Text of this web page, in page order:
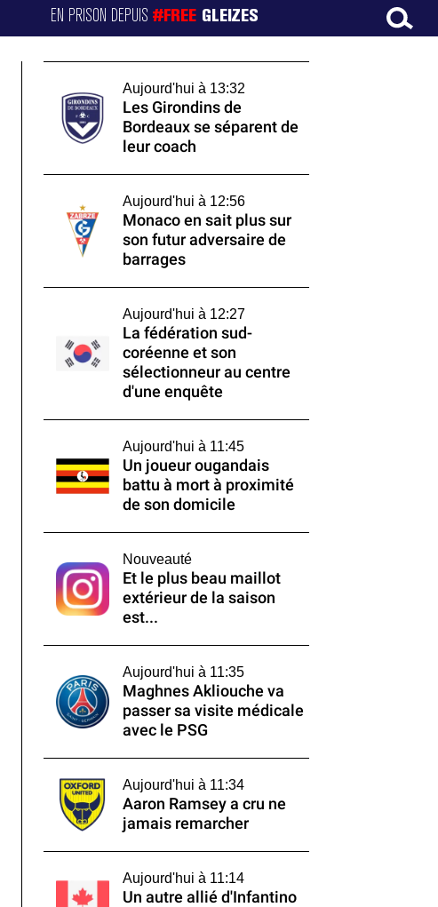
EN PRISON DEPUIS#FREE GLEIZES
Aujourd'hui à 13:32
Les Girondins de
Bordeaux se séparent de
leur coach
Aujourd'hui à 12:56
Monaco en sait plus sur
son futur adversaire de
barrages
Aujourd'hui à 12:27
La fédération sud-
coréenne et son
sélectionneur au centre
d'une enquête
Aujourd'hui à 11:45
Un joueur ougandais
battu à mort à proximité
de son domicile
Nouveauté
Et le plus beau maillot
extérieur de la saison
est...
Aujourd'hui à 11:35
Maghnes Akliouche va
passer sa visite médicale
avec le PSG
Aujourd'hui à 11:34
Aaron Ramsey a cru ne
jamais remarcher
Aujourd'hui à 11:14
Un autre allié d'Infantino